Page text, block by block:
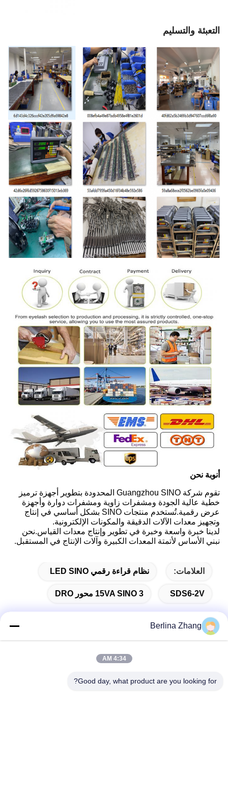
التعبئة والتسليم
نوبة نحن
تقوم شركة Guangzhou SINO المحدودة بتطوير أجهزة ترميز
خطية عالية الجودة ومشفرات زاوية ومشفرات دوارة وأجهزة
عرض رقمية.تُستخدم منتجات SINO بشكل أساسي في إنتاج
وتجهيز معدات الآلات الدقيقة والمكونات الإلكترونية.
لدينا خبرة واسعة وخبرة في تطوير وإنتاج معدات القياس.نحن
نبني الأساس لأتمتة المعدات الكبيرة وآلات الإنتاج في المستقبل.
العلامات: نظام قراءة رقمي LED SINO
SDS6-2V 15VA SINO 3 محور DRO
عنوان
Berlina Zhang
4:34 AM
Good day, what product are you looking for?